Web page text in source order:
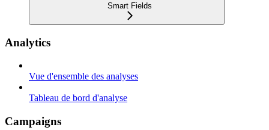
Smart Fields
Analytics
Vue d'ensemble des analyses
Tableau de bord d'analyse
Campaigns